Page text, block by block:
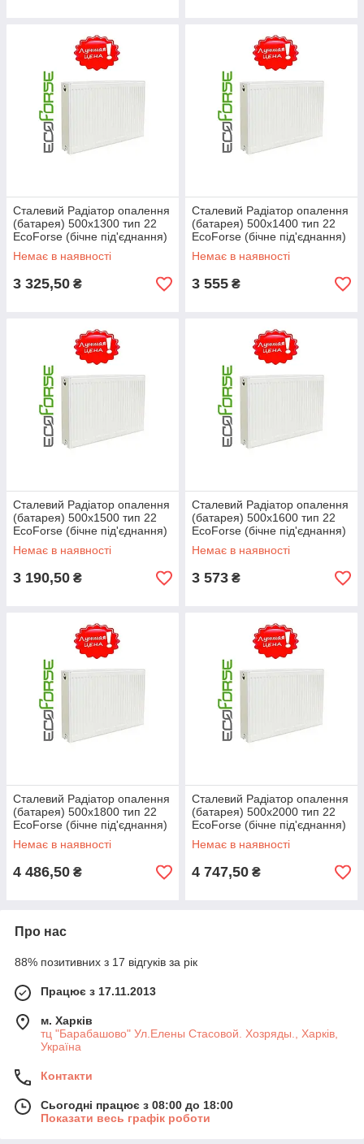
Сталевий Радіатор опалення
(батарея) 500x1300 тип 22
EcoForse (бічне під'єднання)
Немає в наявності
3 325,50 ₴
Сталевий Радіатор опалення
(батарея) 500x1400 тип 22
EcoForse (бічне під'єднання)
Немає в наявності
3 555 ₴
Сталевий Радіатор опалення
(батарея) 500x1500 тип 22
EcoForse (бічне під'єднання)
Немає в наявності
3 190,50 ₴
Сталевий Радіатор опалення
(батарея) 500x1600 тип 22
EcoForse (бічне під'єднання)
Немає в наявності
3 573 ₴
Сталевий Радіатор опалення
(батарея) 500x1800 тип 22
EcoForse (бічне під'єднання)
Немає в наявності
4 486,50 ₴
Сталевий Радіатор опалення
(батарея) 500x2000 тип 22
EcoForse (бічне під'єднання)
Немає в наявності
4 747,50 ₴
Про нас
88% позитивних з 17 відгуків за рік
Працює з 17.11.2013
м. Харків
тц "Барабашово" Ул.Елены Стасовой. Хозряды., Харків,
Україна
Контакти
Сьогодні працює з 08:00 до 18:00
Показати весь графік роботи